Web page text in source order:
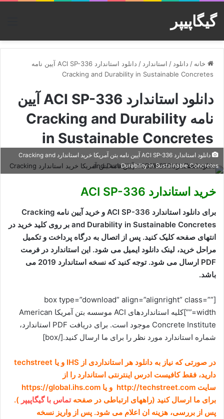
گیگاپیپر
خانه / دانلود / استاندارد /
دانلود استاندارد ACI SP-336 آیین نامه
Cracking and Durability in Sustainable Concretes
دانلود استاندارد ACI SP-336 آیین
نامه Cracking and Durability
in Sustainable Concretes
دانلود استاندارد ACI SP-336 آیین نامه بتن آمریکا خرید استاندارد Cracking and
Durability in Sustainable Concretes
خرید استاندارد ACI SP-336
برای دانلود استاندارد ACI SP-336 و خرید آیین نامه Cracking
and Durability in Sustainable Concretes بر روی کلید خرید در
انتهای صفحه کلیک کنید. پس از اتصال به درگاه پرداخت و تکمیل
مراحل خرید، لینک دانلود ایمیل می شود. این استاندارد در فرمت
PDF ارسال می شود. توجه کنید که نسخه استاندارد 2019 می
باشد.
[box type=”download” align=”alignright” class=””
width=””]کلیه استانداردهای ACI موسسه بتن آمریکا American
Concrete Institute موجود است. برای دریافت PDF استاندارد،
شماره استاندارد مورد نظر را برای ما ارسال کنید.[/box]
در صورتی که نیاز به دانلود هر استانداردی از IHS و یا techstreet
دارید، فقط کافیست ادرس اینترنتی استاندارد را از
سایت http://techstreet.com و یا https://global.ihs.com
برای ما ارسال کنید (راههای ارتباطی در صفحهتماس با گیگاپیپر ).
پس از بررسی، هزینه ان اعلام می شود. پس از واریز نسخه